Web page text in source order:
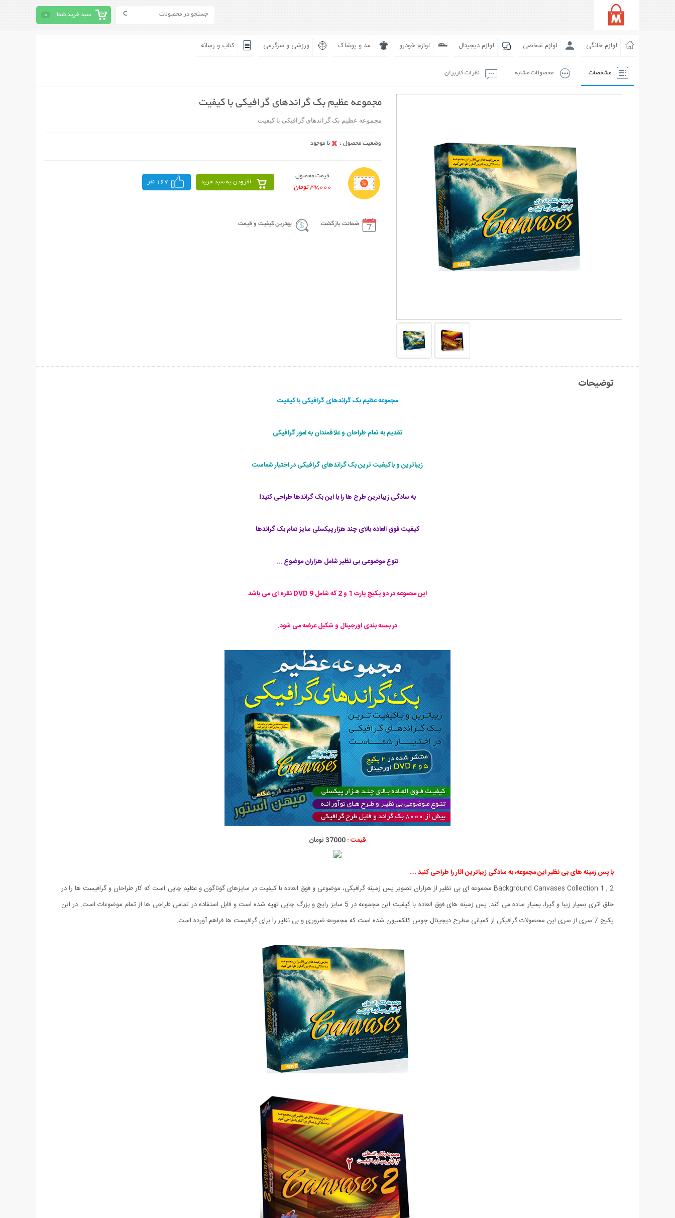
سبد خرید شما 0
لوازم خانگی لوازم شخصی لوازم دیجیتال لوازم خودرو مد و پوشاک ورزشی و سرگرمی کتاب و رسانه
مشخصات محصولات مشابه نظرات کاربران
مجموعه عظیم بک گراندهای گرافیکی با کیفیت
مجموعه عظیم بک گراندهای گرافیکی با کیفیت
قیمت محصول
37,000 تومان
افزودن به سبد خرید 167 نفر
ضمانت بازگشت بهترین کیفیت و قیمت
توضیحات
مجموعه عظیم بک گراندهای گرافیکی با کیفیت
تقدیم به تمام طراحان و علاقمندان به امور گرافیکی
زیباترین و باکیفیت ترین بک گراندهای گرافیکی در اختیار شماست
به سادگی زیباترین طرح ها را با این بک گراندها طراحی کنید!
کیفیت فوق العاده بالای چند هزار پیکسلی سایز تمام بک گراندها
تنوع موضوعی بی نظیر شامل هزاران موضوع ...
این مجموعه در دو پکیج پارت 1 و 2 که شامل 9 DVD نقره ای می باشد
در بسته بندی اورجینال و شکیل عرضه می شود.
قیمت :37000 تومان
با پس زمینه های بی نظیر این مجموعه، به سادگی زیباترین آثار را طراحی کنید …
Background Canvases Collection 1 , 2 مجموعه ای بی نظیر از هزاران تصویر پس زمینه گرافیکی، موضوعی و فوق العاده با کیفیت در سایزهای گوناگون و عظیم چاپی است که کار طراحان و گرافیست ها را در
خلق اثری بسیار زیبا و گیرا، بسیار ساده می کند. پس زمینه های فوق العاده با کیفیت این مجموعه در 5 سایز رایج و بزرگ چاپی تهیه شده است و قابل استفاده در تمامی طراحی ها از تمام موضوعات است. در این
پکیج 7 سری از سری این محصولات گرافیکی از کمپانی مطرح دیجیتال جوس کلکسیون شده است که مجموعه ضروری و بی نظیر را برای گرافیست ها فراهم آورده است.